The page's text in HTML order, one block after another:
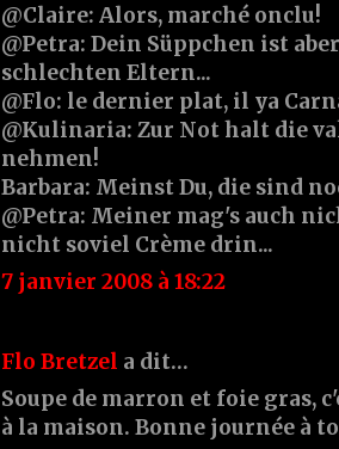
@Claire: Alors, marché onclu!
@Petra: Dein Süppchen ist
schlechten Eltern...
@Flo: le dernier plat, il ya
@Kulinaria: Zur Not halt die
nehmen!
Barbara: Meinst Du, die sind
@Petra: Meiner mag's auch
nicht soviel Crème drin...
7 janvier 2008 à 18:22
Flo Bretzel a dit…
Soupe de marron et foie gras,
à la maison. Bonne journée à